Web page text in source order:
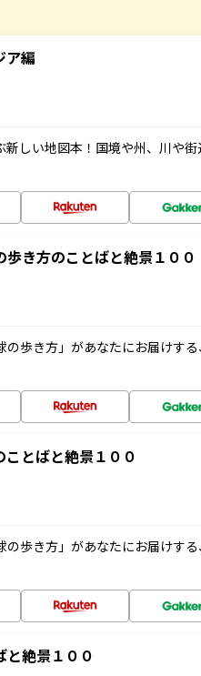
編
しい地図本！国境や州、川や
き方のことばと絶景１００
歩き方」があなたにお届けす
とばと絶景１００
歩き方」があなたにお届けす
絶景１００